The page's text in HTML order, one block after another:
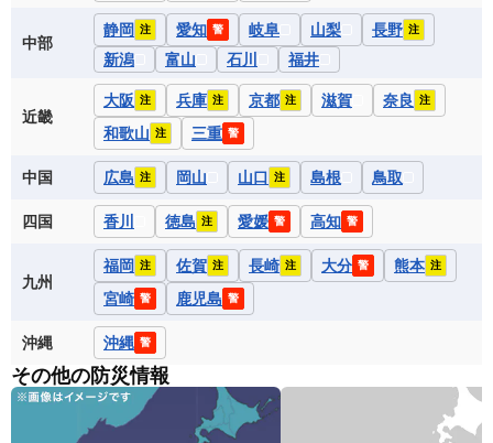
中部
静岡 注 愛知 警 岐阜 山梨 長野 注
新潟 富山 石川 福井
近畿
大阪 注 兵庫 注 京都 注 滋賀 奈良 注
和歌山 注 三重 警
中国 広島 注 岡山 山口 注 島根 鳥取
四国 香川 徳島 注 愛媛 警 高知 警
九州
福岡 注 佐賀 注 長崎 注 大分 警 熊本 注
宮崎 警 鹿児島 警
沖縄 沖縄 警
その他の防災情報